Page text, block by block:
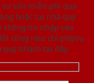
vấn miễn phí qua
hoặc tại nhà quý
thông tin nhập vào
cũng như chỉ phục vụ
khách tại đây.